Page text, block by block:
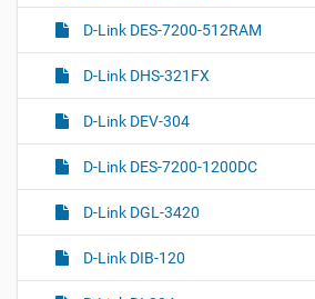
D-Link DES-7200-512RAM
D-Link DHS-321FX
D-Link DEV-304
D-Link DES-7200-1200DC
D-Link DGL-3420
D-Link DIB-120